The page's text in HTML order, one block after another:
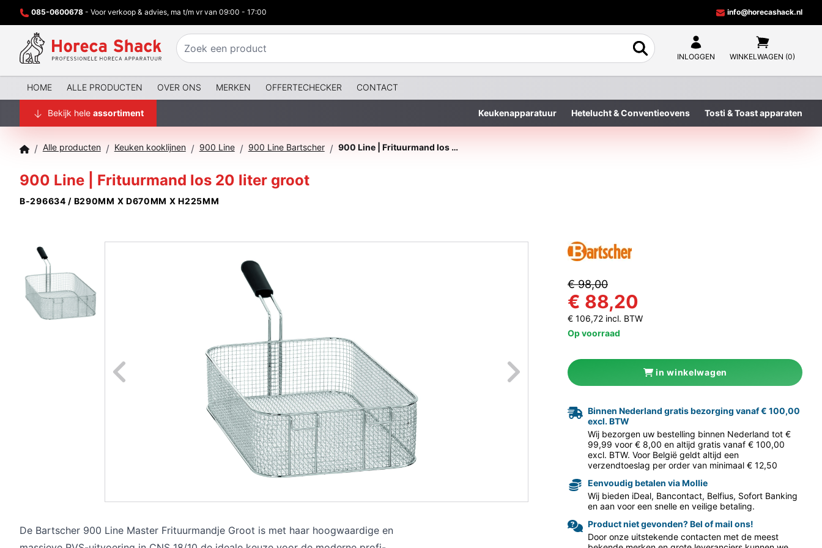
085-0600678 - Voor verkoop & advies, ma t/m vr van 09:00 - 17:00 info@horecashack.nl
INLOGGEN WINKELWAGEN (0)
HOME ALLE PRODUCTEN OVER ONS MERKEN OFFERTECHECKER CONTACT
Bekijk hele assortiment Keukenapparatuur Hetelucht & Conventieovens Tosti & Toast apparaten
/ Alle producten / Keuken kooklijnen / 900 Line / 900 Line Bartscher / 900 Line | Frituurmand los 20 liter groot
900 Line | Frituurmand los 20 liter groot
B-296634 / B290MM X D670MM X H225MM
Naar vorige foto Naar volgende
De Bartscher 900 Line Master Frituurmandje Groot is met haar hoogwaardige en
€ 98,00
€ 88,20
€ 106,72 incl. BTW
Op voorraad
in winkelwagen
Binnen Nederland gratis bezorging vanaf € 100,00
excl. BTW
Wij bezorgen uw bestelling binnen Nederland tot €
99,99 voor € 8,00 en altijd gratis vanaf € 100,00
excl. BTW. Voor België geldt altijd een
verzendtoeslag per order van minimaal € 12,50
Eenvoudig betalen via Mollie
Wij bieden iDeal, Bancontact, Belfius, Sofort Banking
en aan voor een snelle en veilige betaling.
Product niet gevonden? Bel of mail ons!
Door onze uitstekende contacten met de meest